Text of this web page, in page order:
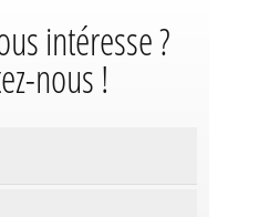
intéresse ?
nous !